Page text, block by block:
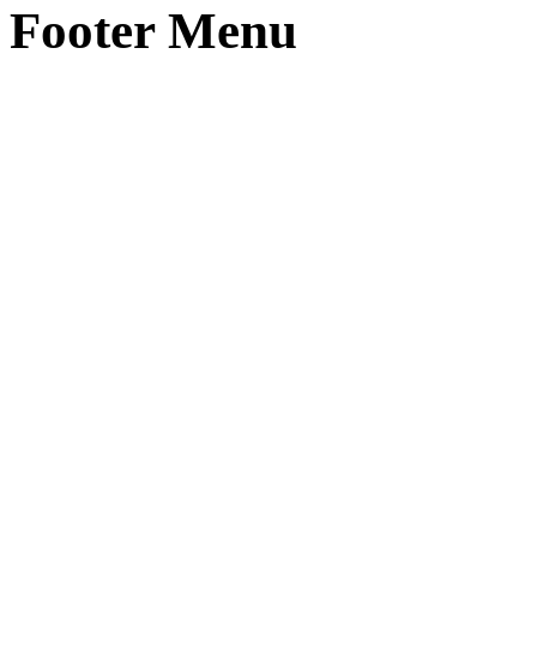
Footer Menu